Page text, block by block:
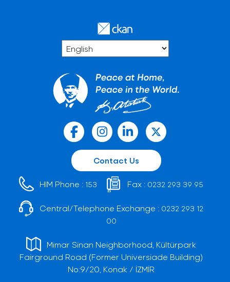
Contact Us
HIM Phone : 153 Fax : 0232 293 39 95
Central/Telephone Exchange : 0232 293 12
00
Mimar Sinan Neighborhood, Kültürpark
Fairground Road (Former Universiade Building)
No:9/20, Konak / İZMİR